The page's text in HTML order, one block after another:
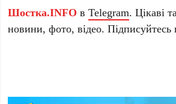
Шостка.INFO вTelegram. Цікаві
новини, фото, відео.